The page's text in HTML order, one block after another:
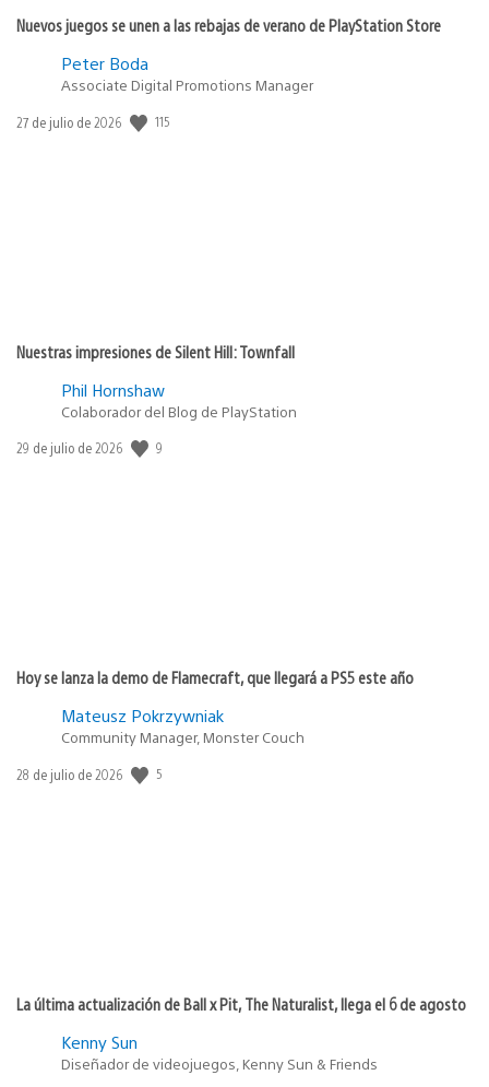
Nuevos juegos se unen a las rebajas de verano de PlayStation Store
Peter Boda
Associate Digital Promotions Manager
Fecha
27 de julio de 2026 115
Nuestras impresiones de Silent Hill: Townfall
Phil Hornshaw
Colaborador del Blog de PlayStation
Fecha
29 de julio de 2026 9
Hoy se lanza la demo de Flamecraft, que llegará a PS5 este año
Mateusz Pokrzywniak
Community Manager, Monster Couch
Fecha
28 de julio de 2026 5
La última actualización de Ball x Pit, The Naturalist, llega el 6 de agosto
Kenny Sun
Diseñador de videojuegos, Kenny Sun & Friends